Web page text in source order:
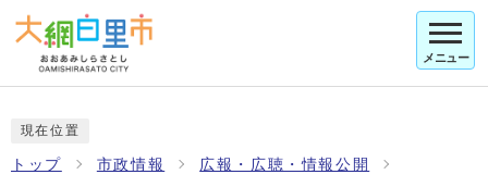
メニュー
現在位置
トップ 市政情報 広報・広聴・情報公開